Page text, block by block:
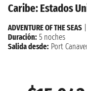
Caribe: Estados
ADVENTURE OF THE SEAS
Duración: 5 noches
Salida desde: Port